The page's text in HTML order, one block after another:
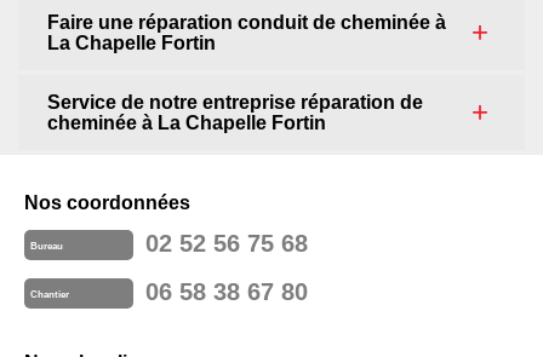
Faire une réparation conduit de cheminée à
La Chapelle Fortin
Service de notre entreprise réparation de
cheminée à La Chapelle Fortin
Nos coordonnées
Bureau 02 52 56 75 68
Chantier 06 58 38 67 80